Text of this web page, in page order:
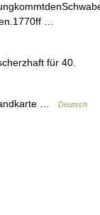
…
für 40.
…
Deutsch